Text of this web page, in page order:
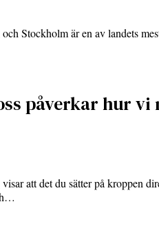
Stockholm är en av landets
påverkar hur vi
att det du sätter på kroppen